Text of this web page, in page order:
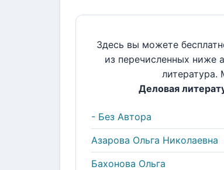
Здесь вы можете
из перечисленных ниже
литература.
Деловая
- Без Автора
Азарова Ольга Николаевна
Бахонова Ольга